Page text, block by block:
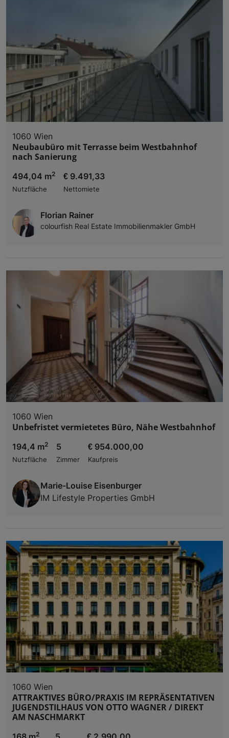
1060 Wien
Neubaubüro mit Terrasse beim Westbahnhof
nach Sanierung
494,04 m2
Nutzfläche
€ 9.491,33
Nettomiete
Florian Rainer
colourfish Real Estate Immobilienmakler GmbH
1060 Wien
Unbefristet vermietetes Büro, Nähe Westbahnhof
194,4 m2
Nutzfläche
5
Zimmer
€ 954.000,00
Kaufpreis
Marie-Louise Eisenburger
IM Lifestyle Properties GmbH
1060 Wien
ATTRAKTIVES BÜRO/PRAXIS IM REPRÄSENTATIVEN
JUGENDSTILHAUS VON OTTO WAGNER / DIREKT
AM NASCHMARKT
2